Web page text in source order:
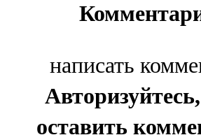
написать
оставить